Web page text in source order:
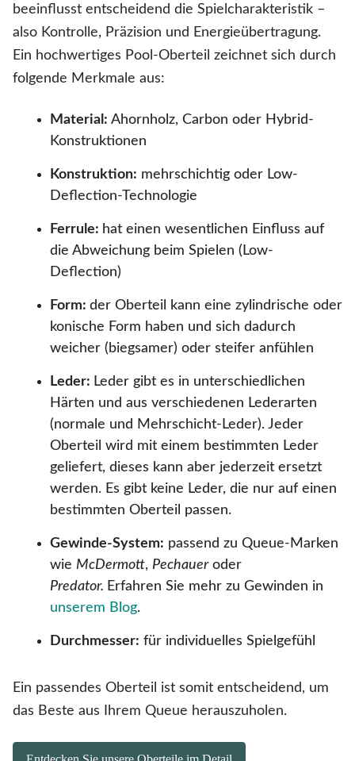
beeinflusst entscheidend die Spielcharakteristik –
also Kontrolle, Präzision und Energieübertragung.
Ein hochwertiges Pool-Oberteil zeichnet sich durch
folgende Merkmale aus:
Material: Ahornholz, Carbon oder Hybrid-
Konstruktionen
Konstruktion: mehrschichtig oder Low-
Deflection-Technologie
Ferrule: hat einen wesentlichen Einfluss auf
die Abweichung beim Spielen (Low-
Deflection)
Form: der Oberteil kann eine zylindrische oder
konische Form haben und sich dadurch
weicher (biegsamer) oder steifer anfühlen
Leder: Leder gibt es in unterschiedlichen
Härten und aus verschiedenen Lederarten
(normale und Mehrschicht-Leder). Jeder
Oberteil wird mit einem bestimmten Leder
geliefert, dieses kann aber jederzeit ersetzt
werden. Es gibt keine Leder, die nur auf einen
bestimmten Oberteil passen.
Gewinde-System: passend zu Queue-Marken
wie McDermott, Pechaueroder
Predator. Erfahren Sie mehr zu Gewinden in
unserem Blog.
Durchmesser: für individuelles Spielgefühl
Ein passendes Oberteil ist somit entscheidend, um
das Beste aus Ihrem Queue herauszuholen.